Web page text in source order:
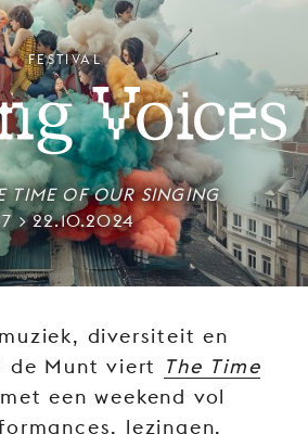
TICKETS &
ABONNEMENTEN
UW
BEZOEK
JONG
PUBLIEK
DE
MUNT
ONS
FESTIVAL
TIME OF OUR SINGING
> 22.10.2024
diversiteit en
de Munt viert
The Time
met een weekend vol
lezingen,